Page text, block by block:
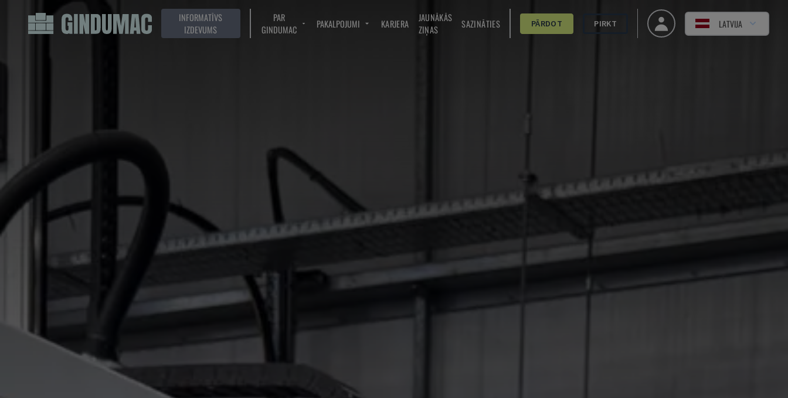
INFORMATĪVS
IZDEVUMS
PAR
GINDUMAC
PAKALPOJUMI KARJERA
JAUNĀKĀS
ZIŅAS
SAZINĀTIES PĀRDOT PIRKT LATVIJA